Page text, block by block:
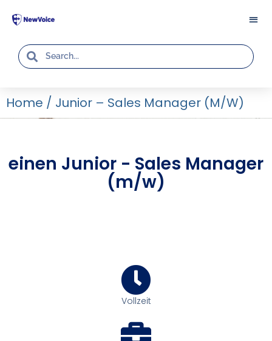
Home / Junior – Sales Manager (m/w)
einen Junior - Sales Manager
(m/w)
Vollzeit